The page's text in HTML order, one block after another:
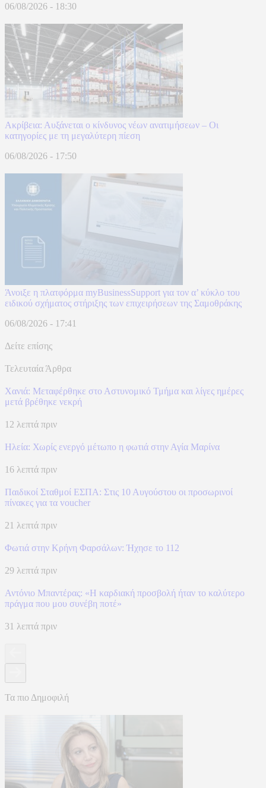
06/08/2026 - 18:30
Ακρίβεια: Αυξάνεται ο κίνδυνος νέων ανατιμήσεων – Οι
κατηγορίες με τη μεγαλύτερη πίεση
06/08/2026 - 17:50
Άνοιξε η πλατφόρμα myBusinessSupport για τον α’ κύκλο του
ειδικού σχήματος στήριξης των επιχειρήσεων της Σαμοθράκης
06/08/2026 - 17:41
Δείτε επίσης
Τελευταία Άρθρα
Χανιά: Mεταφέρθηκε στο Αστυνομικό Τμήμα και λίγες ημέρες
μετά βρέθηκε νεκρή
12 λεπτά πριν
Ηλεία: Χωρίς ενεργό μέτωπο η φωτιά στην Αγία Μαρίνα
16 λεπτά πριν
Παιδικοί Σταθμοί ΕΣΠΑ: Στις 10 Αυγούστου οι προσωρινοί
πίνακες για τα voucher
21 λεπτά πριν
Φωτιά στην Κρήνη Φαρσάλων: Ήχησε το 112
29 λεπτά πριν
Αντόνιο Μπαντέρας: «Η καρδιακή προσβολή ήταν το καλύτερο
πράγμα που μου συνέβη ποτέ»
31 λεπτά πριν
Τα πιο Δημοφιλή